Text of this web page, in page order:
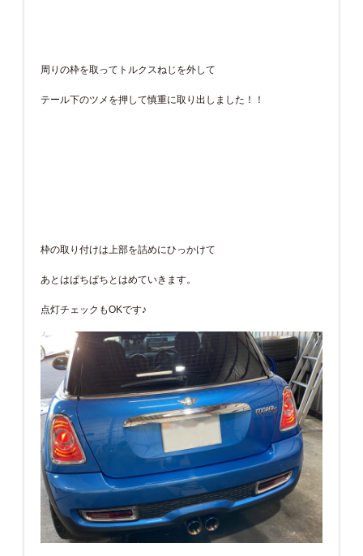
周りの枠を取ってトルクスねじを外して
テール下のツメを押して慎重に取り出しました！！
枠の取り付けは上部を詰めにひっかけて
あとはぱちぱちとはめていきます。
点灯チェックもOKです♪